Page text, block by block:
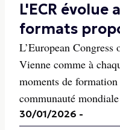
L'ECR évolue
formats
L’European
Vienne comme à
moments de
communauté
30/01/2026 -